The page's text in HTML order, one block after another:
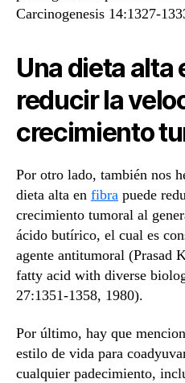
Carcinogenesis 14:1327-
Una dieta alta
reducir la
crecimiento
Por otro lado, también nos
dieta alta en fibra puede
crecimiento tumoral al
ácido butírico, el cual es
agente antitumoral (Prasad
fatty acid with diverse
27:1351-1358, 1980).
Por último, hay que
estilo de vida para
cualquier padecimiento,